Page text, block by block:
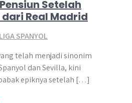
Setelah
Real Madrid
LIGA SPANYOL
telah menjadi sinonim
dan Sevilla, kini
epiknya setelah […]